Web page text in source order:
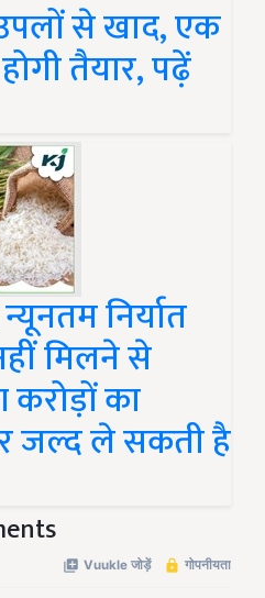
से खाद, एक
तैयार, पढ़ें
निर्यात
मिलने से
का
जल्द ले सकती है